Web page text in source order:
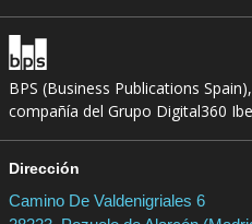
BPS (Business Publications
compañía del Grupo Digital360
Dirección
Camino De Valdenigriales 6